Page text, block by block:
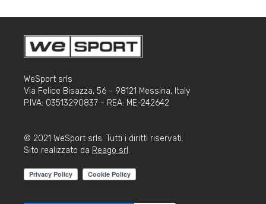
WeSport srls
Via Felice Bisazza, 56 - 98121 Messina, Italy
P.IVA: 03513290837 - REA: ME-242642
© 2021 WeSport srls. Tutti i diritti riservati.
Sito realizzato da Reago srl .